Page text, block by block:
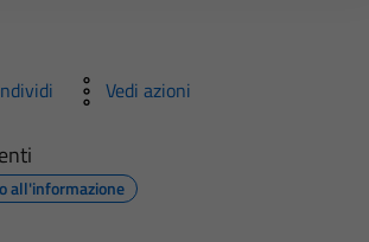
Vedi azioni
all'informazione